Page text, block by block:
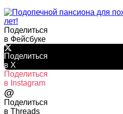
Поделиться
в Фейсбуке
Поделиться
в X
Поделиться
в Instagram
@
Поделиться
в Threads